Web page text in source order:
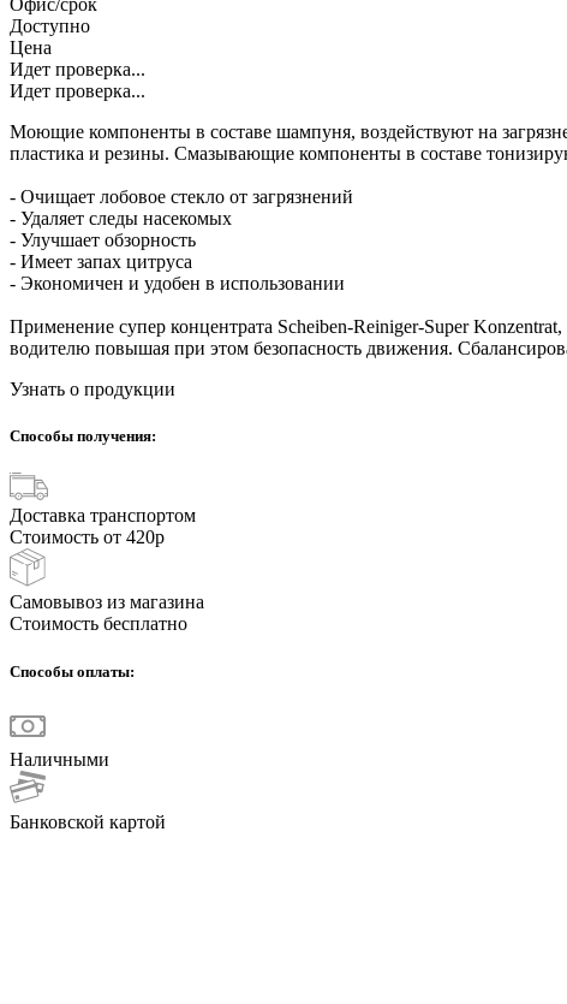
Офис/срок
Доступно
Цена
Идет проверка...
Идет проверка...
Моющие компоненты в составе шампуня, воздействуют на
пластика и резины. Смазывающие компоненты в составе
- Очищает лобовое стекло от загрязнений
- Удаляет следы насекомых
- Улучшает обзорность
- Имеет запах цитруса
- Экономичен и удобен в использовании
Применение супер концентрата Scheiben-Reiniger-Super
водителю повышая при этом безопасность движения.
Узнать о продукции
Способы получения:
Доставка транспортом
Стоимость от 420р
Самовывоз из магазина
Стоимость бесплатно
Способы оплаты:
Наличными
Банковской картой